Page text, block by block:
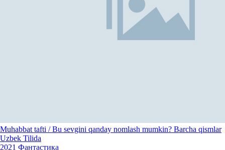
Muhabbat tafti / Bu sevgini qanday nomlash mumkin? Barcha qismlar
Uzbek Tilida
2021 Фантастика